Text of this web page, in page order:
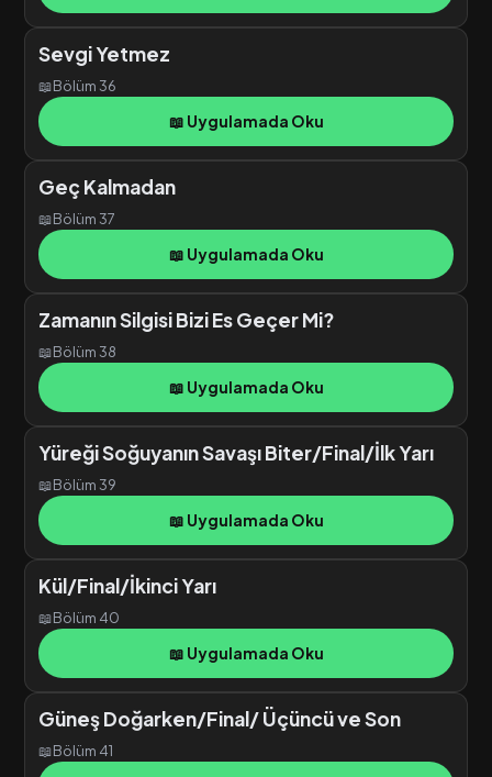
Sevgi Yetmez
📖Bölüm 36
📖 Uygulamada Oku
Geç Kalmadan
📖Bölüm 37
📖 Uygulamada Oku
Zamanın Silgisi Bizi Es Geçer Mi?
📖Bölüm 38
📖 Uygulamada Oku
Yüreği Soğuyanın Savaşı Biter/Final/İlk Yarı
📖Bölüm 39
📖 Uygulamada Oku
Kül/Final/İkinci Yarı
📖Bölüm 40
📖 Uygulamada Oku
Güneş Doğarken/Final/ Üçüncü ve Son
📖Bölüm 41